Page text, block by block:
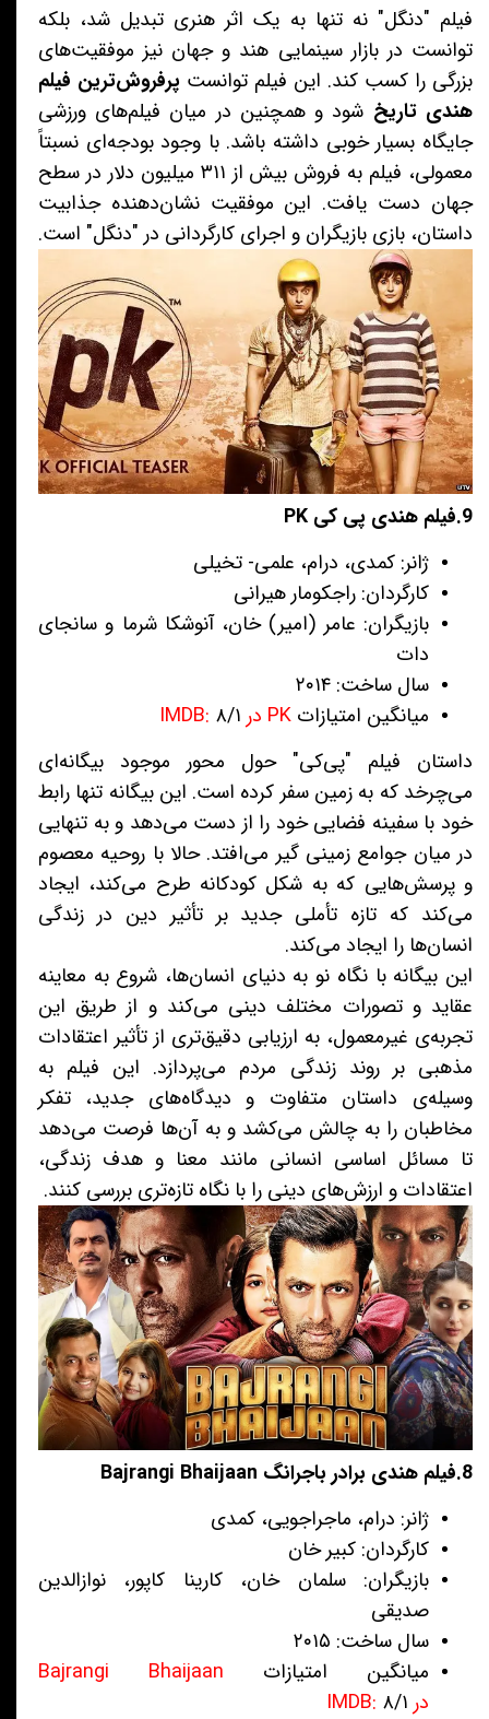
فیلم "دنگل" نه تنها به یک اثر هنری تبدیل شد، بلکه
توانست در بازار سینمایی هند و جهان نیز موفقیت‌های
بزرگی را کسب کند. این فیلم توانست پرفروش‌ترین فیلم
هندی تاریخ شود و همچنین در میان فیلم‌های ورزشی
جایگاه بسیار خوبی داشته باشد. با وجود بودجه‌ای نسبتاً
معمولی، فیلم به فروش بیش از ۳۱۱ میلیون دلار در سطح
جهان دست یافت. این موفقیت نشان‌دهنده جذابیت
داستان، بازی بازیگران و اجرای کارگردانی در "دنگل" است.
9.فیلم هندی پی کی PK
ژانر: کمدی، درام، علمی- تخیلی
کارگردان: راجکومار هیرانی
بازیگران: عامر (امیر) خان، آنوشکا شرما و سانجای
دات
سال ساخت: ۲۰۱۴
میانگین امتیازات
۸/۱
داستان فیلم "پی‌کی" حول محور موجود بیگانه‌ای
می‌چرخد که به زمین سفر کرده است. این بیگانه تنها رابط
خود با سفینه فضایی خود را از دست می‌دهد و به تنهایی
در میان جوامع زمینی گیر می‌افتد. حالا با روحیه معصوم
و پرسش‌هایی که به شکل کودکانه طرح می‌کند، ایجاد
می‌کند که تازه تأملی جدید بر تأثیر دین در زندگی
انسان‌ها را ایجاد می‌کند.
این بیگانه با نگاه نو به دنیای انسان‌ها، شروع به معاینه
عقاید و تصورات مختلف دینی می‌کند و از طریق این
تجربه‌ی غیرمعمول، به ارزیابی دقیق‌تری از تأثیر اعتقادات
مذهبی بر روند زندگی مردم می‌پردازد. این فیلم به
وسیله‌ی داستان متفاوت و دیدگاه‌های جدید، تفکر
مخاطبان را به چالش می‌کشد و به آن‌ها فرصت می‌دهد
تا مسائل اساسی انسانی مانند معنا و هدف زندگی،
اعتقادات و ارزش‌های دینی را با نگاه تازه‌تری بررسی کنند.
8.فیلم هندی برادر باجرانگ Bajrangi Bhaijaan
ژانر: درام، ماجراجویی، کمدی
کارگردان: کبیر خان
بازیگران: سلمان خان، کارینا کاپور، نوازالدین
صدیقی
سال ساخت: ۲۰۱۵
میانگین امتیازات
Bajrangi Bhaijaan
در IMDB: ۸/۱